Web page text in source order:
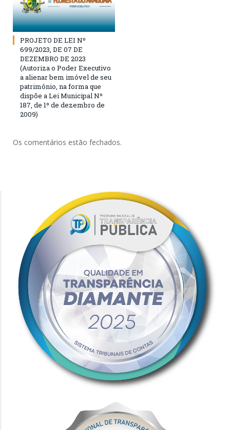
PROJETO DE LEI Nº
699/2023, DE 07 DE
DEZEMBRO DE 2023
(Autoriza o Poder Executivo
a alienar bem imóvel de seu
patrimônio, na forma que
dispõe a Lei Municipal Nº
187, de 1º de dezembro de
2009)
Os comentários estão fechados.